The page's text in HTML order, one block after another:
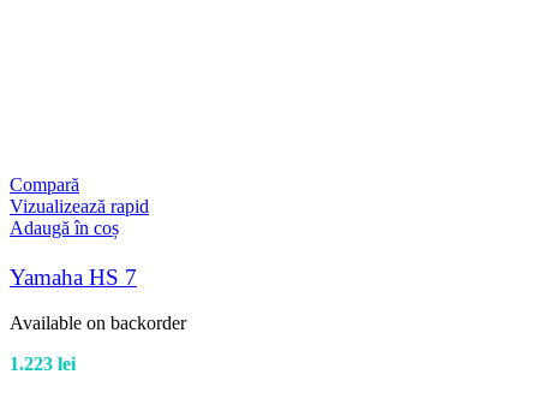
Compară
Vizualizează rapid
Adaugă în coș
Yamaha HS 7
Available on backorder
1.223 lei